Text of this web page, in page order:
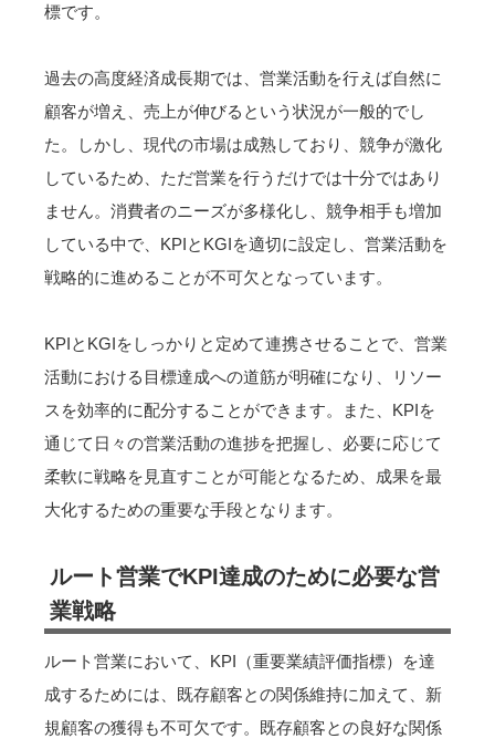
標です。
過去の高度経済成長期では、営業活動を行えば自然に
顧客が増え、売上が伸びるという状況が一般的でし
た。しかし、現代の市場は成熟しており、競争が激化
しているため、ただ営業を行うだけでは十分ではあり
ません。消費者のニーズが多様化し、競争相手も増加
している中で、KPIとKGIを適切に設定し、営業活動を
戦略的に進めることが不可欠となっています。
KPIとKGIをしっかりと定めて連携させることで、営業
活動における目標達成への道筋が明確になり、リソー
スを効率的に配分することができます。また、KPIを
通じて日々の営業活動の進捗を把握し、必要に応じて
柔軟に戦略を見直すことが可能となるため、成果を最
大化するための重要な手段となります。
ルート営業でKPI達成のために必要な営
業戦略
ルート営業において、KPI（重要業績評価指標）を達
成するためには、既存顧客との関係維持に加えて、新
規顧客の獲得も不可欠です。既存顧客との良好な関係